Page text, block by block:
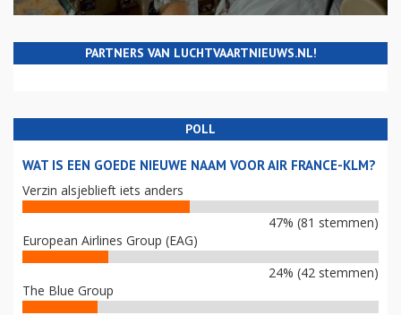
PARTNERS VAN LUCHTVAARTNIEUWS.NL!
POLL
WAT IS EEN GOEDE NIEUWE NAAM VOOR AIR FRANCE-KLM?
Verzin alsjeblieft iets anders
47% (81 stemmen)
European Airlines Group (EAG)
24% (42 stemmen)
The Blue Group